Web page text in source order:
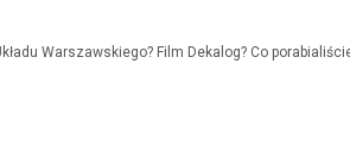
Warszawskiego? Film Dekalog? Co